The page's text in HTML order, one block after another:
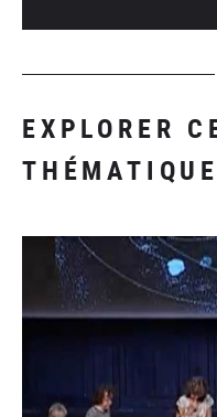
EXPLORER